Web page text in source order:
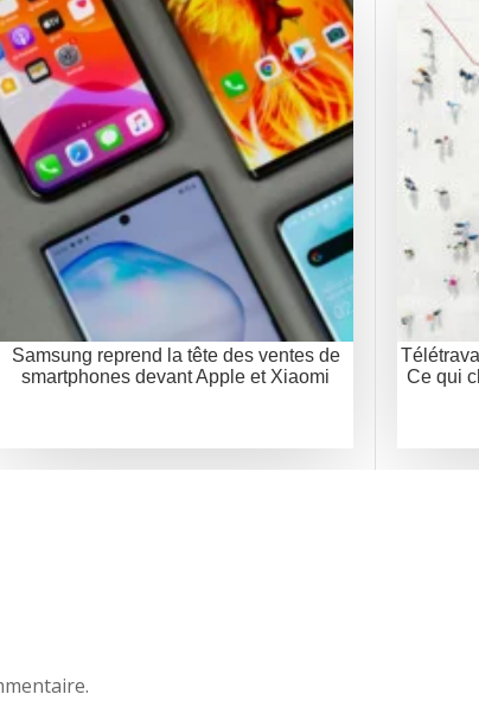
Samsung reprend la tête des ventes de
smartphones devant Apple et Xiaomi
Ce qui